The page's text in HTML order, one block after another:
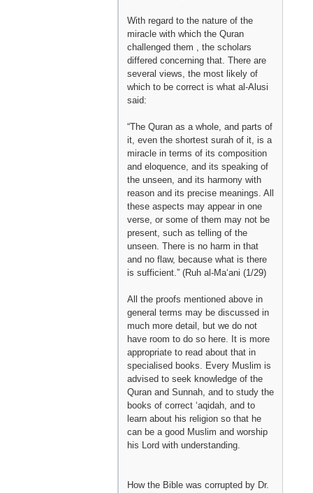
With regard to the nature of the
miracle with which the Quran
challenged them , the scholars
differed concerning that. There are
several views, the most likely of
which to be correct is what al-Alusi
said:
“The Quran as a whole, and parts of
it, even the shortest surah of it, is a
miracle in terms of its composition
and eloquence, and its speaking of
the unseen, and its harmony with
reason and its precise meanings. All
these aspects may appear in one
verse, or some of them may not be
present, such as telling of the
unseen. There is no harm in that
and no flaw, because what is there
is sufficient.” (Ruh al-Ma‘ani (1/29)
All the proofs mentioned above in
general terms may be discussed in
much more detail, but we do not
have room to do so here. It is more
appropriate to read about that in
specialised books. Every Muslim is
advised to seek knowledge of the
Quran and Sunnah, and to study the
books of correct ‘aqidah, and to
learn about his religion so that he
can be a good Muslim and worship
his Lord with understanding.​
How the Bible was corrupted by Dr.